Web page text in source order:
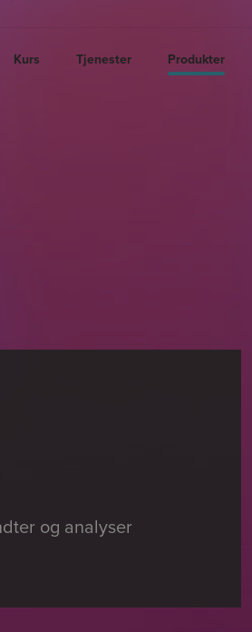
Kurs Tjenester Produkter
og analyser